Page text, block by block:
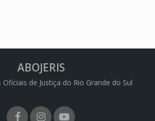
ABOJERIS
de Justiça do Rio Grande do Sul